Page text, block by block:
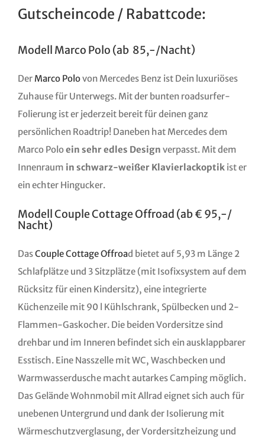
Gutscheincode / Rabattcode:
Modell Marco Polo (ab 85,-/Nacht)
Der Marco Polovon Mercedes Benz ist Dein luxuriöses
Zuhause für Unterwegs. Mit der bunten roadsurfer-
Folierung ist er jederzeit bereit für deinen ganz
persönlichen Roadtrip! Daneben hat Mercedes dem
Marco Poloein sehr edles Design verpasst. Mit dem
Innenraum in schwarz-weißer Klavierlackoptikist er
ein echter Hingucker.
Modell Couple Cottage Offroad (ab € 95,-/
Nacht)
DasCouple Cottage Offroad bietet auf 5,93 m Länge 2
Schlafplätze und 3 Sitzplätze (mit Isofixsystem auf dem
Rücksitz für einen Kindersitz), eine integrierte
Küchenzeile mit 90 l Kühlschrank, Spülbecken und 2-
Flammen-Gaskocher. Die beiden Vordersitze sind
drehbar und im Inneren befindet sich ein ausklappbarer
Esstisch. Eine Nasszelle mit WC, Waschbecken und
Warmwasserdusche macht autarkes Camping möglich.
Das Gelände Wohnmobil mit Allrad eignet sich auch für
unebenen Untergrund und dank der Isolierung mit
Wärmeschutzverglasung, der Vordersitzheizung und